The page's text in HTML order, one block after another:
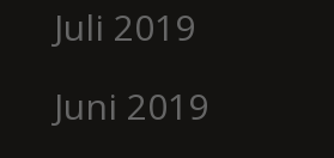
Juli 2019
Juni 2019